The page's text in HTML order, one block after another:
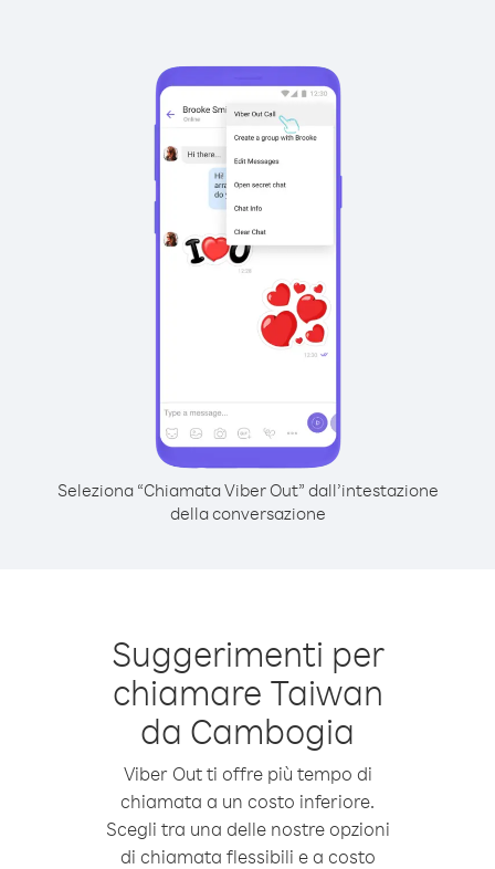
Seleziona “Chiamata Viber Out” dall’intestazione
della conversazione
Suggerimenti per
chiamare Taiwan
da Cambogia
Viber Out ti offre più tempo di
chiamata a un costo inferiore.
Scegli tra una delle nostre opzioni
di chiamata flessibili e a costo